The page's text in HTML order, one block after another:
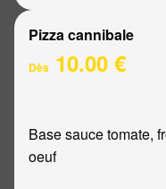
Pizza cannibale
Dès 10.00 €
Base sauce tomate,
oeuf